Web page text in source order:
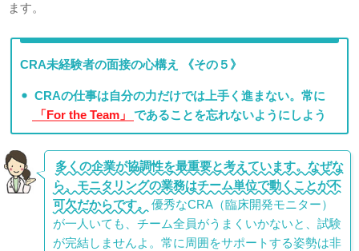
ます。
CRA未経験者の面接の心構え 《その５》
CRAの仕事は自分の力だけでは上手く進まない。常に
「For the Team」
であることを忘れないようにしよう
多くの企業が協調性を最重要と考えています。なぜな
ら、モニタリングの業務はチーム単位で動くことが不
可欠だからです。
優秀なCRA（臨床開発モニター）
が一人いても、チーム全員がうまくいかないと、試験
が完結しませんよ。常に周囲をサポートする姿勢は非